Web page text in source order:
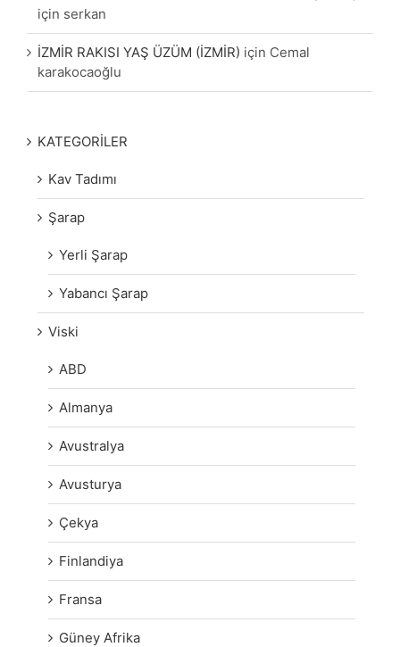
için serkan
İZMİR RAKISI YAŞ ÜZÜM (İZMİR) için Cemal
karakocaoğlu
KATEGORİLER
Kav Tadımı
Şarap
Yerli Şarap
Yabancı Şarap
Viski
ABD
Almanya
Avustralya
Avusturya
Çekya
Finlandiya
Fransa
Güney Afrika